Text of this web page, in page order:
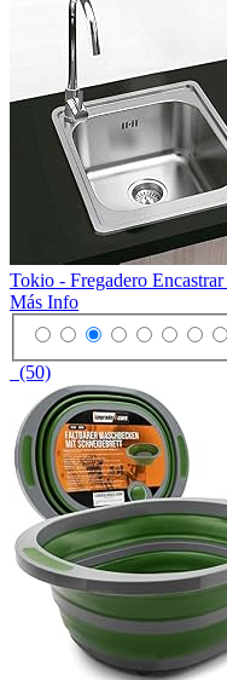
Tokio - Fregadero
Más Info
(50)